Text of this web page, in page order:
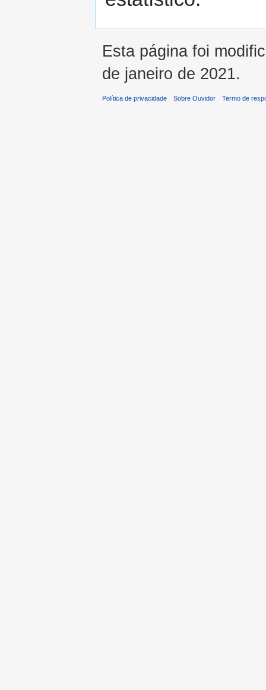
Esta página foi
de janeiro de 2021.
Política de privacidade Sobre Ouvidor Termo de